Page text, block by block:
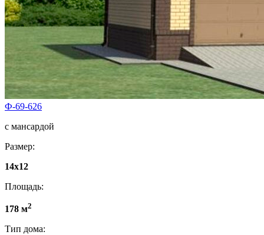
Ф-69-626
с мансардой
Размер:
14x12
Площадь:
178 м2
Тип дома: